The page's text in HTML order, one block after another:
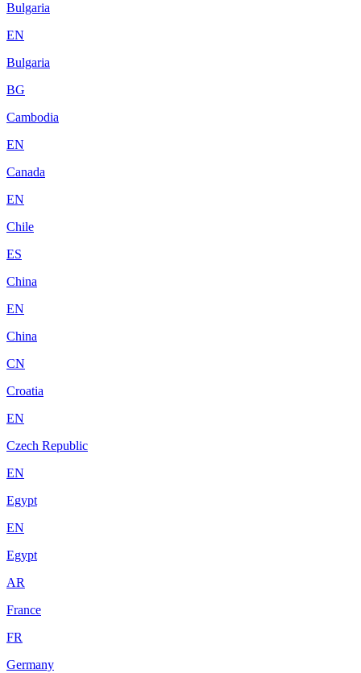
Bulgaria
EN
Bulgaria
BG
Cambodia
EN
Canada
EN
Chile
ES
China
EN
China
CN
Croatia
EN
Czech Republic
EN
Egypt
EN
Egypt
AR
France
FR
Germany